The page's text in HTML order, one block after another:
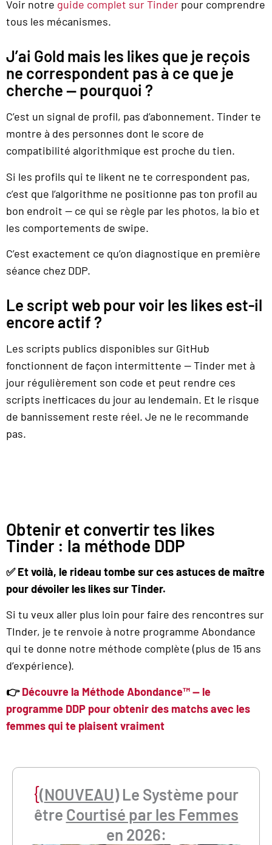
Voir notre guide complet sur Tinder pour comprendre
tous les mécanismes.
J’ai Gold mais les likes que je reçois
ne correspondent pas à ce que je
cherche — pourquoi ?
C’est un signal de profil, pas d’abonnement. Tinder te
montre à des personnes dont le score de
compatibilité algorithmique est proche du tien.
Si les profils qui te likent ne te correspondent pas,
c’est que l’algorithme ne positionne pas ton profil au
bon endroit — ce qui se règle par les photos, la bio et
les comportements de swipe.
C’est exactement ce qu’on diagnostique en première
séance chez DDP.
Le script web pour voir les likes est-il
encore actif ?
Les scripts publics disponibles sur GitHub
fonctionnent de façon intermittente — Tinder met à
jour régulièrement son code et peut rendre ces
scripts inefficaces du jour au lendemain. Et le risque
de bannissement reste réel. Je ne le recommande
pas.
Obtenir et convertir tes likes
Tinder : la méthode DDP
✅ Et voilà, le rideau tombe sur ces astuces de maître
pour dévoiler les likes sur Tinder.
Si tu veux aller plus loin pour faire des rencontres sur
TInder, je te renvoie à notre programme Abondance
qui te donne notre méthode complète (plus de 15 ans
d’expérience).
👉Découvre la Méthode Abondance™ — le
programme DDP pour obtenir des matchs avec les
femmes qui te plaisent vraiment
{(NOUVEAU) Le Système pour
être Courtisé par les Femmes
en 2026: